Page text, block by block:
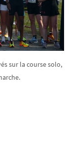
sur la course solo,